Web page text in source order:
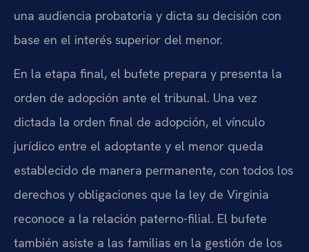
una audiencia probatoria y dicta su decisión con
base en el interés superior del menor.
En la etapa final, el bufete prepara y presenta la
orden de adopción ante el tribunal. Una vez
dictada la orden final de adopción, el vínculo
jurídico entre el adoptante y el menor queda
establecido de manera permanente, con todos los
derechos y obligaciones que la ley de Virginia
reconoce a la relación paterno-filial. El bufete
también asiste a las familias en la gestión de los